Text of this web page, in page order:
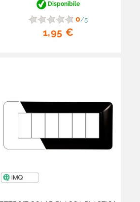
Disponibile
0/5
1,95 €